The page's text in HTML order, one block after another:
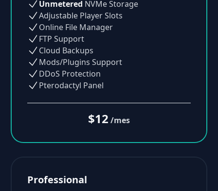
Unmetered NVMe Storage
Adjustable Player Slots
Online File Manager
FTP Support
Cloud Backups
Mods/Plugins Support
DDoS Protection
Pterodactyl Panel
$12 /mes
Professional